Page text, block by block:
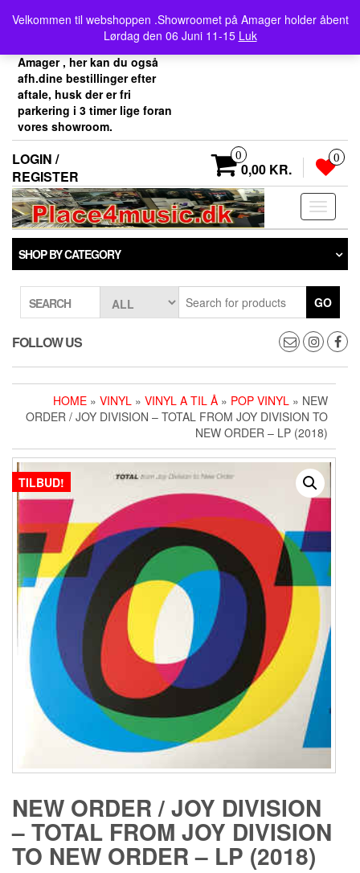
content
Velkommen til webshoppen .Showroomet på Amager holder åbent
Lørdag den 06 Juni 11-15 Luk
Velkommen her i
Place4music`s webshop .
Vores showroom ligger på
Amager , her kan du også
afh.dine bestillinger efter
aftale, husk der er fri
parkering i 3 timer lige foran
vores showroom.
LOGIN /
REGISTER
0
0,00 KR.
0
Toggle
SHOP BY CATEGORY
SEARCH GO
FOLLOW US
HOME » VINYL » VINYL A TIL Å » POP VINYL » NEW
ORDER / JOY DIVISION ‎– TOTAL FROM JOY DIVISION TO
NEW ORDER – LP (2018)
TILBUD!
NEW ORDER / JOY DIVISION
‎– TOTAL FROM JOY DIVISION
TO NEW ORDER – LP (2018)